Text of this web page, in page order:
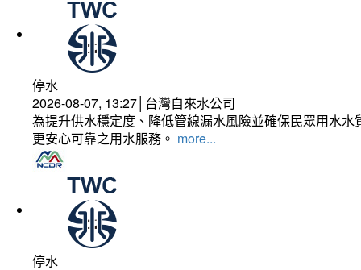
停水
2026-08-07, 13:27│台灣自來水公司
為提升供水穩定度、降低管線漏水風險並確保民眾用水
更安心可靠之用水服務。 more...
停水